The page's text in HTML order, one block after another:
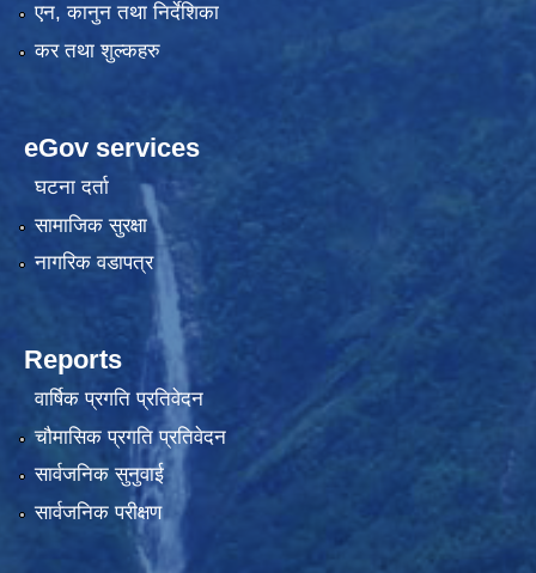
एन, कानुन तथा निर्देशिका
कर तथा शुल्कहरु
eGov services
घटना दर्ता
सामाजिक सुरक्षा
नागरिक वडापत्र
Reports
वार्षिक प्रगति प्रतिवेदन
चौमासिक प्रगति प्रतिवेदन
सार्वजनिक सुनुवाई
सार्वजनिक परीक्षण